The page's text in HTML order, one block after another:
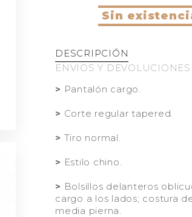
Sin
DESCRIPCIÓN
ENVIOS Y DEVOLUCIONES
> Pantalón cargo.
> Corte regular tapered.
> Tiro normal.
> Estilo chino.
> Bolsillos delanteros
cargo a los lados; costura
media pierna.